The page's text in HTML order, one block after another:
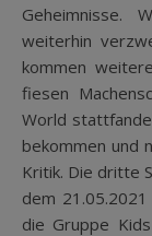
Geheimnisse.
weiterhin
kommen
fiesen
World
bekommen und
Kritik. Die dritte
dem
die Gruppe